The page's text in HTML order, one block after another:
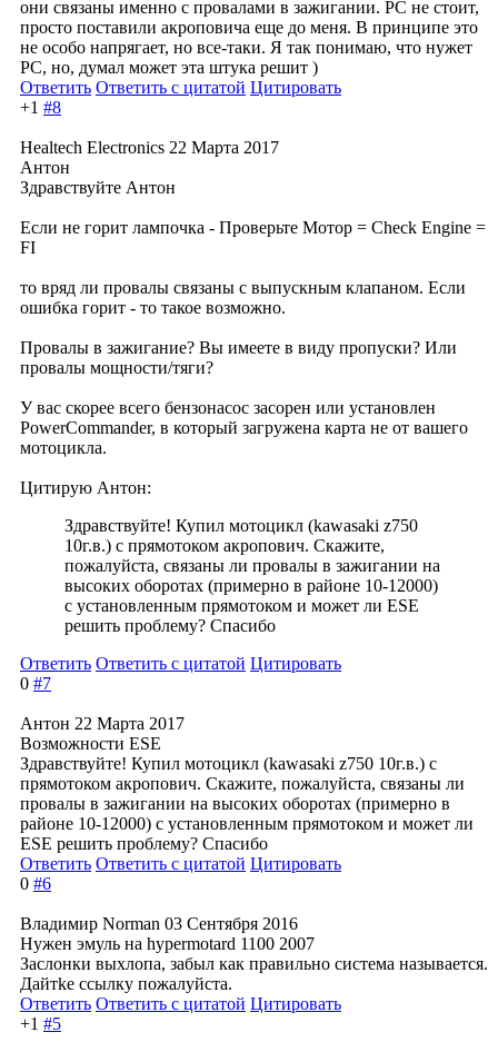
они связаны именно с провалами в зажигании. PC не стоит,
просто поставили акроповича еще до меня. В принципе это
не особо напрягает, но все-таки. Я так понимаю, что нужет
PC, но, думал может эта штука решит )
Ответить Ответить с цитатой Цитировать
+1 #8
Healtech Electronics 22 Марта 2017
Антон
Здравствуйте Антон
Если не горит лампочка - Проверьте Мотор = Check Engine =
FI
то вряд ли провалы связаны с выпускным клапаном. Если
ошибка горит - то такое возможно.
Провалы в зажигание? Вы имеете в виду пропуски? Или
провалы мощности/тяги?
У вас скорее всего бензонасос засорен или установлен
PowerCommander, в который загружена карта не от вашего
мотоцикла.
Цитирую Антон:
Здравствуйте! Купил мотоцикл (kawasaki z750
10г.в.) с прямотоком акропович. Скажите,
пожалуйста, связаны ли провалы в зажигании на
высоких оборотах (примерно в районе 10-12000)
с установленным прямотоком и может ли ESE
решить проблему? Спасибо
Ответить Ответить с цитатой Цитировать
0 #7
Антон 22 Марта 2017
Возможности ESE
Здравствуйте! Купил мотоцикл (kawasaki z750 10г.в.) с
прямотоком акропович. Скажите, пожалуйста, связаны ли
провалы в зажигании на высоких оборотах (примерно в
районе 10-12000) с установленным прямотоком и может ли
ESE решить проблему? Спасибо
Ответить Ответить с цитатой Цитировать
0 #6
Владимир Norman 03 Сентября 2016
Нужен эмуль на hypermotard 1100 2007
Заслонки выхлопа, забыл как правильно система называется.
Дайтkе ссылку пожалуйста.
Ответить Ответить с цитатой Цитировать
+1 #5